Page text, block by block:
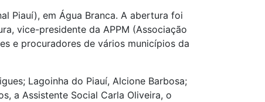
Piauí), em Água Branca. A abertura foi
vice-presidente da APPM (Associação
e procuradores de vários municípios da
Lagoinha do Piauí, Alcione Barbosa;
a Assistente Social Carla Oliveira, o